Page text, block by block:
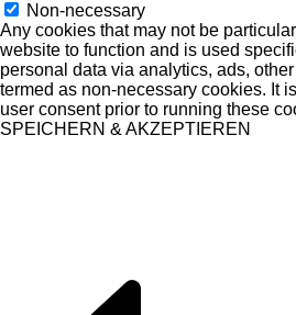
Non-necessary
Any cookies that may not be
website to function and is used
personal data via analytics, ads,
termed as non-necessary cookies. It
user consent prior to running these
SPEICHERN & AKZEPTIEREN